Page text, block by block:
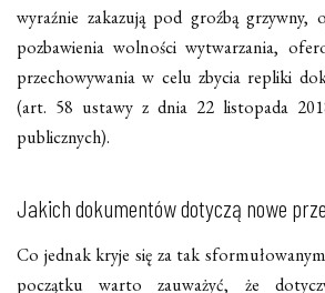
wyraźnie zakazują pod groźbą grzywny,
pozbawienia wolności wytwarzania,
przechowywania w celu zbycia repliki
(art. 58 ustawy z dnia 22 listopada
publicznych).
Jakich dokumentów dotyczą nowe
Co jednak kryje się za tak
początku warto zauważyć, że